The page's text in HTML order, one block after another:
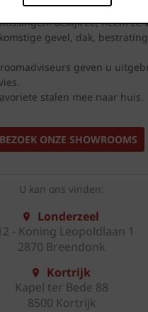
laat u inspireren door onze
Bekijk ze, neem ze
gevel, dak,
geven u
stalen mee naar huis.
BEZOEK ONZE SHOWROOMS
U kan ons vinden:
Londerzeel
- Koning Leopoldlaan 1
2870 Breendonk
Kortrijk
Kapel ter Bede 88
8500 Kortrijk